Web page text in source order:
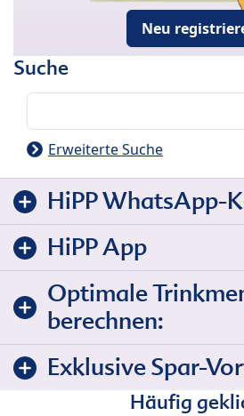
Neu
Suche
Erweiterte Suche
HiPP WhatsApp-
HiPP App
Optimale
berechnen:
Exklusive Spar-
Häufig